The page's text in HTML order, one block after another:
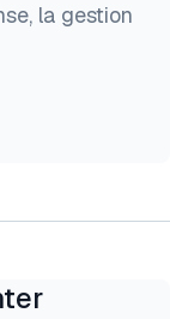
la gestion